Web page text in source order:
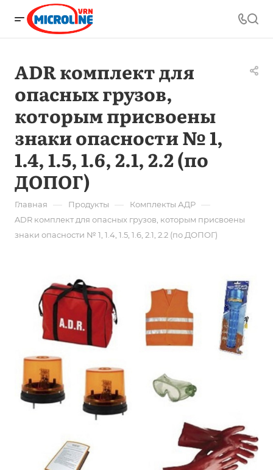
ADR комплект для
опасных грузов,
которым присвоены
знаки опасности № 1,
1.4, 1.5, 1.6, 2.1, 2.2 (по
ДОПОГ)
Главная — Продукты — Комплекты АДР —
ADR комплект для опасных грузов, которым присвоены
знаки опасности № 1, 1.4, 1.5, 1.6, 2.1, 2.2 (по ДОПОГ)